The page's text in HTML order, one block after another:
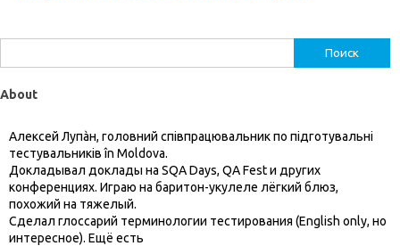
About
Алексей Лупàн, головний спiвпрацювальник по підготувальні
тестувальників în Moldova.
Докладывал доклады на SQA Days, QA Fest и других
конференциях. Играю на баритон-укулеле лёгкий блюз,
похожий на тяжелый.
Сделал глоссарий терминологии тестирования (English only, но
интересное). Ещё есть